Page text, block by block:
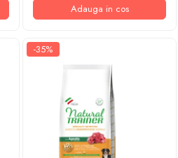
Adauga in cos
-35%